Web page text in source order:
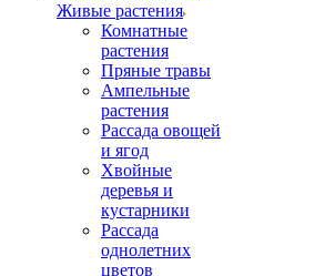
Живые растения
Комнатные
растения
Пряные травы
Ампельные
растения
Рассада овощей
и ягод
Хвойные
деревья и
кустарники
Рассада
однолетних
цветов